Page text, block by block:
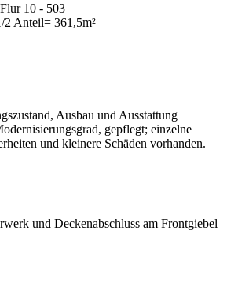
10 - 503
2 Anteil= 361,5m²
Ausbau und Ausstattung
gepflegt; einzelne
und kleinere Schäden vorhanden.
und Deckenabschluss am Frontgiebel